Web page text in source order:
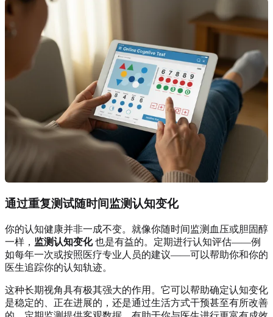
通过重复测试随时间监测认知变化
你的认知健康并非一成不变。就像你随时间监测血压或胆固醇
一样， 监测认知变化也是有益的。定期进行认知评估——例
如每年一次或按照医疗专业人员的建议——可以帮助你和你的
医生追踪你的认知轨迹。
这种长期视角具有极其强大的作用。它可以帮助确定认知变化
是稳定的、正在进展的，还是通过生活方式干预甚至有所改善